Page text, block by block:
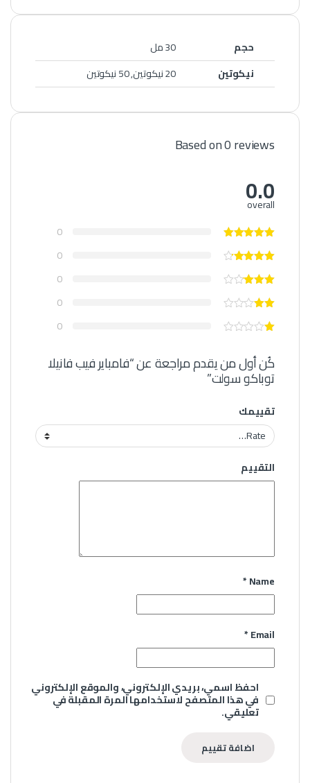
حجم
30 مل
نيكوتين
20 نيكوتين, 50 نيكوتين
Based on 0 reviews
0.0
overall
0
0
0
0
0
كُن أول من يقدم مراجعة عن “فامباير فيب فانيلا
توباكو سولت”
تقييمك
التقييم
Name
*
Email
*
احفظ اسمي، بريدي الإلكتروني، والموقع الإلكتروني
في هذا المتصفح لاستخدامها المرة المقبلة في
تعليقي.